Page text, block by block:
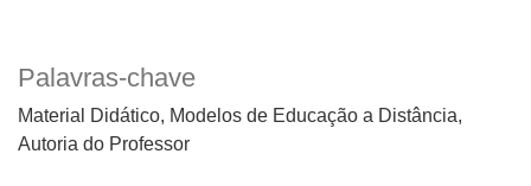
Palavras-chave
Material Didático Modelos de Educação a Distância
Autoria do Professor